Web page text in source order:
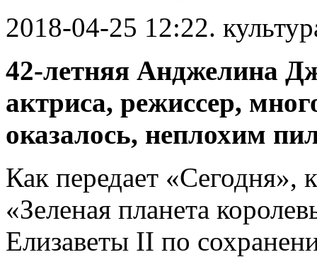
2018-04-25 12:22.
42-летняя Анджелина
актриса, режиссер,
оказалось, неплохим
Как передает «Сегодня»,
«Зеленая планета
Елизаветы II по